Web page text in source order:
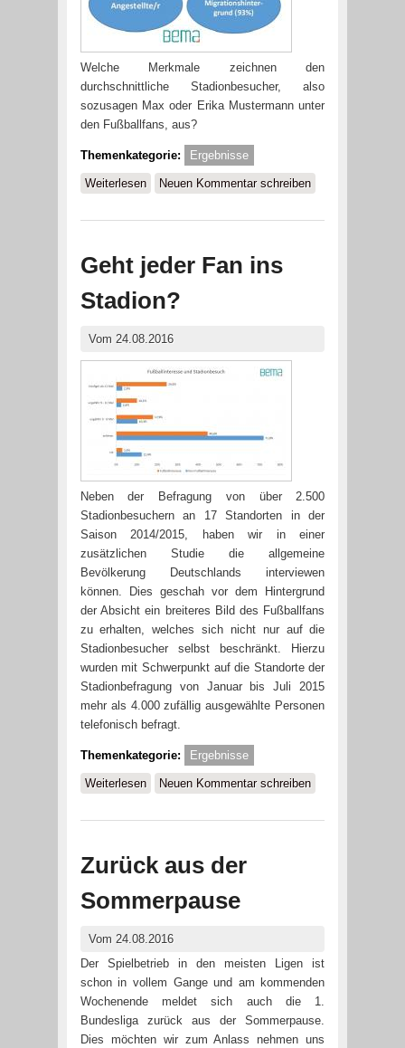
Welche Merkmale zeichnen den
durchschnittliche Stadionbesucher, also
sozusagen Max oder Erika Mustermann unter
den Fußballfans, aus?
Themenkategorie: Ergebnisse
Weiterlesenüber Der durchschnittliche
Neuen Kommentar schreiben
Geht jeder Fan ins
Stadion?
Vom 24.08.2016
Neben der Befragung von über 2.500
Stadionbesuchern an 17 Standorten in der
Saison 2014/2015, haben wir in einer
zusätzlichen Studie die allgemeine
Bevölkerung Deutschlands interviewen
können. Dies geschah vor dem Hintergrund
der Absicht ein breiteres Bild des Fußballfans
zu erhalten, welches sich nicht nur auf die
Stadionbesucher selbst beschränkt. Hierzu
wurden mit Schwerpunkt auf die Standorte der
Stadionbefragung von Januar bis Juli 2015
mehr als 4.000 zufällig ausgewählte Personen
telefonisch befragt.
Themenkategorie: Ergebnisse
Weiterlesenüber Geht jeder Fan ins Stadion?
Neuen Kommentar schreiben
Zurück aus der
Sommerpause
Vom 24.08.2016
Der Spielbetrieb in den meisten Ligen ist
schon in vollem Gange und am kommenden
Wochenende meldet sich auch die 1.
Bundesliga zurück aus der Sommerpause.
Dies möchten wir zum Anlass nehmen uns